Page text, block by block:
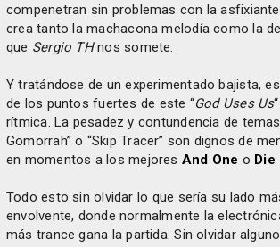
compenetran sin problemas con la
crea tanto la machacona melodía como la
que Sergio THnos somete.
Y tratándose de un experimentado bajista,
de los puntos fuertes de este “God Uses Us
rítmica. La pesadez y contundencia de
Gomorrah” o “Skip Tracer” son dignos de
en momentos a los mejores And One o Die
Todo esto sin olvidar lo que sería su lado
envolvente, donde normalmente la
más trance gana la partida. Sin olvidar